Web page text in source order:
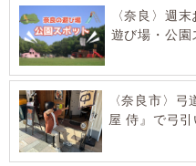
〈奈良〉週
遊び場・公園
〈奈良市〉
屋 侍』で弓引